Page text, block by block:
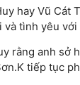
hay Vũ Cát
tình yêu với
rằng anh sở
tiếp tục